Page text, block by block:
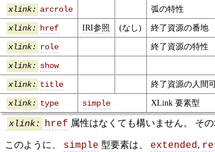
xlink: arcrole 弧の特性
xlink: href IRI参照 (なし) 終了資源の番地
xlink: role 終了資源の特性
xlink: show
xlink: title 終了資源の人間
xlink: type simple XLink 要素型
xlink: href 属性はなくても構いません。 そ
このように、 simple 型要素は、 extended,